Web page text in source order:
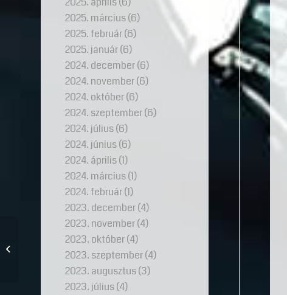
2025. március(6)
2025. február(6)
2025. január(6)
2024. december(6)
2024. november(6)
2024. október(6)
2024. szeptember(6)
2024. július(6)
2024. június(6)
2024. április(1)
2024. március(1)
2024. február(1)
2023. december(4)
2023. november(4)
2023. október(4)
2023. szeptember(4)
2023. augusztus(3)
2023. július(4)
Karikagyűrű választási